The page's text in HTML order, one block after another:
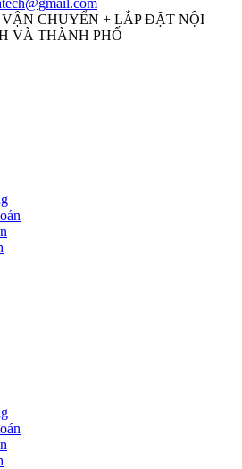
CHUYỂN + LẮP ĐẶT NỘI
VÀ THÀNH PHỐ